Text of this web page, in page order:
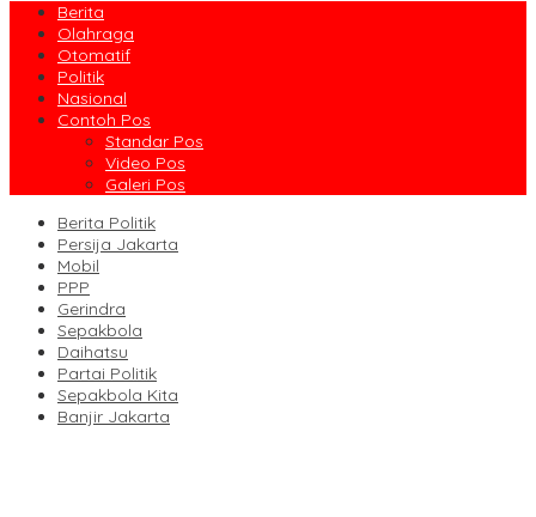
Berita
Olahraga
Otomatif
Politik
Nasional
Contoh Pos
Standar Pos
Video Pos
Galeri Pos
Berita Politik
Persija Jakarta
Mobil
PPP
Gerindra
Sepakbola
Daihatsu
Partai Politik
Sepakbola Kita
Banjir Jakarta